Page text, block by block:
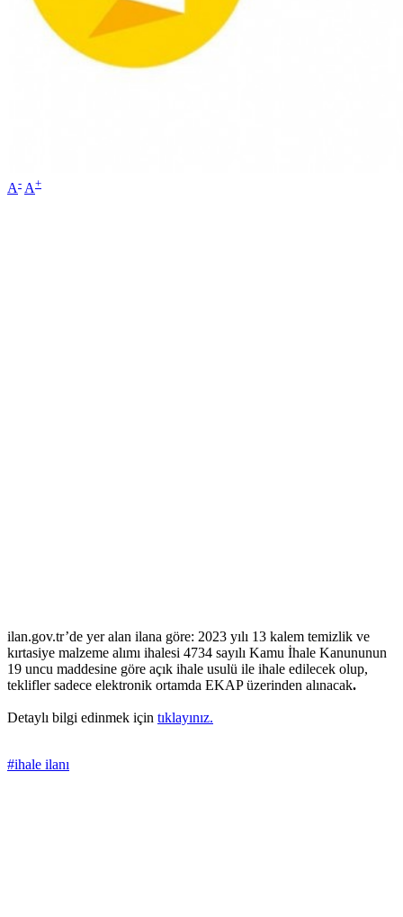
A- A+
ilan.gov.tr’de yer alan ilana göre: 2023 yılı 13 kalem temizlik ve
kırtasiye malzeme alımı ihalesi 4734 sayılı Kamu İhale Kanununun
19 uncu maddesine göre açık ihale usulü ile ihale edilecek olup,
teklifler sadece elektronik ortamda EKAP üzerinden alınacak.
Detaylı bilgi edinmek için tıklayınız.
#ihale ilanı